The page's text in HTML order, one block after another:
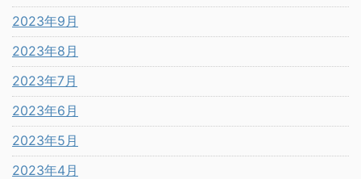
2023年9月
2023年8月
2023年7月
2023年6月
2023年5月
2023年4月